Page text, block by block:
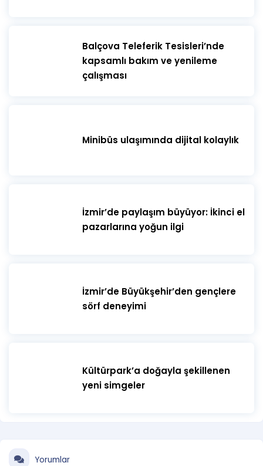
​Balçova Teleferik Tesisleri’nde
kapsamlı bakım ve yenileme
çalışması
Minibüs ulaşımında dijital kolaylık
İzmir’de paylaşım büyüyor: İkinci el
pazarlarına yoğun ilgi
İzmir’de Büyükşehir’den gençlere
sörf deneyimi
Kültürpark’a doğayla şekillenen
yeni simgeler
Yorumlar